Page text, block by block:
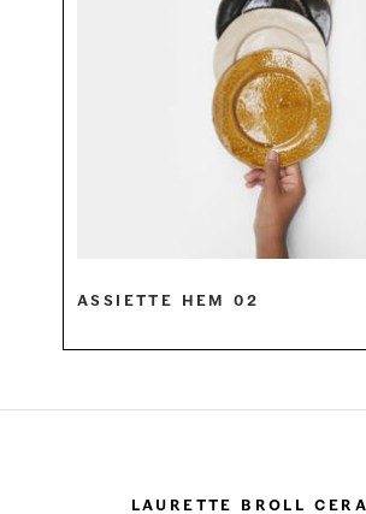
Assiette HEM 02
Laurette Broll